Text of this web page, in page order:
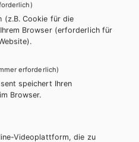
Schulbüchern.
(z.B. Cookie für die
Browser (erforderlich für
erforderlich)
speichert Ihren
Browser.
Videoplattform, die zu